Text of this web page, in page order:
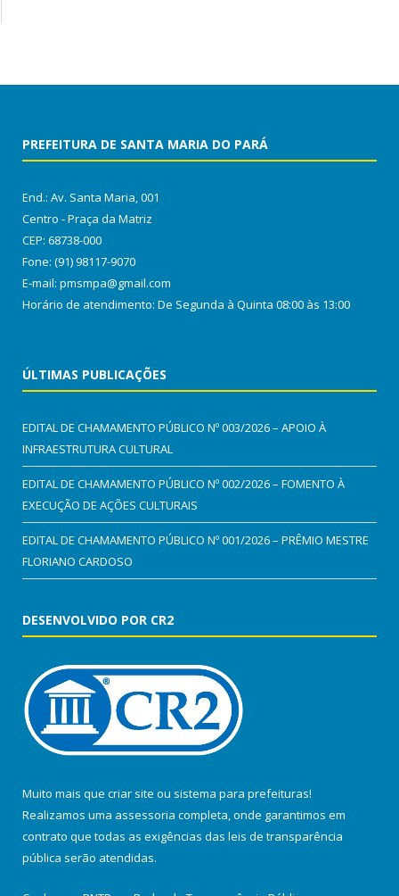
PREFEITURA DE SANTA MARIA DO PARÁ
End.: Av. Santa Maria, 001
Centro - Praça da Matriz
CEP: 68738-000
Fone: (91) 98117-9070
E-mail: pmsmpa@gmail.com
Horário de atendimento: De Segunda à Quinta 08:00 às 13:00
ÚLTIMAS PUBLICAÇÕES
EDITAL DE CHAMAMENTO PÚBLICO Nº 003/2026 – APOIO À
INFRAESTRUTURA CULTURAL
EDITAL DE CHAMAMENTO PÚBLICO Nº 002/2026 – FOMENTO À
EXECUÇÃO DE AÇÕES CULTURAIS
EDITAL DE CHAMAMENTO PÚBLICO Nº 001/2026 – PRÊMIO MESTRE
FLORIANO CARDOSO
DESENVOLVIDO POR CR2
Muito mais que criar site ou sistema para prefeituras!
Realizamos uma assessoria completa, onde garantimos em
contrato que todas as exigências das leis de transparência
pública serão atendidas.